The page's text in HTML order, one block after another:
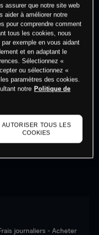
trader
Log into see latest
journaliers - Acheter
assurer que notre site web
aider à améliorer notre
pour comprendre comment
tous les cookies, nous
exemple en vous aidant
et en adaptant le
Sélectionnez «
ou sélectionnez «
paramètres des cookies.
notre Politique de
AUTORISER TOUS LES
COOKIES